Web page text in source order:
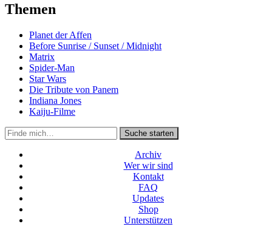
Themen
Planet der Affen
Before Sunrise / Sunset / Midnight
Matrix
Spider-Man
Star Wars
Die Tribute von Panem
Indiana Jones
Kaiju-Filme
Suche
in
https://secondunit-
podcast.de/
Suche starten
Archiv
Wer wir sind
Kontakt
FAQ
Updates
Shop
Unterstützen